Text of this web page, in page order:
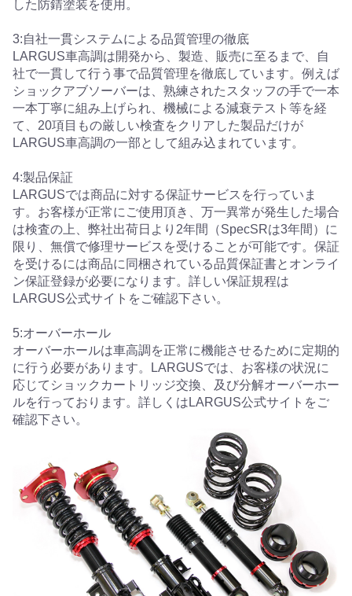
した防錆塗装を使用。
3:自社一貫システムによる品質管理の徹底
LARGUS車高調は開発から、製造、販売に至るまで、自
社で一貫して行う事で品質管理を徹底しています。例えば
ショックアブソーバーは、熟練されたスタッフの手で一本
一本丁寧に組み上げられ、機械による減衰テスト等を経
て、20項目もの厳しい検査をクリアした製品だけが
LARGUS車高調の一部として組み込まれています。
4:製品保証
LARGUSでは商品に対する保証サービスを行っていま
す。お客様が正常にご使用頂き、万一異常が発生した場合
は検査の上、弊社出荷日より2年間（SpecSRは3年間）に
限り、無償で修理サービスを受けることが可能です。保証
を受けるには商品に同梱されている品質保証書とオンライ
ン保証登録が必要になります。詳しい保証規程は
LARGUS公式サイトをご確認下さい。
5:オーバーホール
オーバーホールは車高調を正常に機能させるために定期的
に行う必要があります。LARGUSでは、お客様の状況に
応じてショックカートリッジ交換、及び分解オーバーホー
ルを行っております。詳しくはLARGUS公式サイトをご
確認下さい。